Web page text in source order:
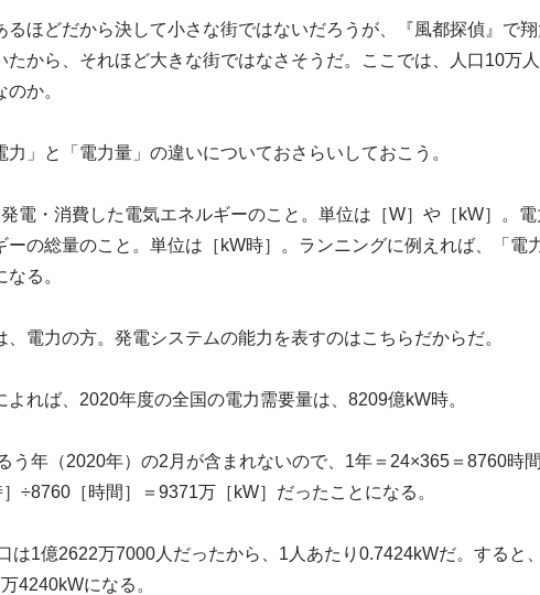
るほどだから決して小さな街ではないだろうが、『風都探偵』で
たから、それほど大きな街ではなさそうだ。ここでは、人口10万
か。
」と「電力量」の違いについておさらいしておこう。
電・消費した電気エネルギーのこと。単位は［W］や［kW］。
ーの総量のこと。単位は［kW時］。ランニングに例えれば、「電
る。
、電力の方。発電システムの能力を表すのはこちらだからだ。
よれば、2020年度の全国の電力需要量は、8209億kW時。
う年（2020年）の2月が含まれないので、1年＝24×365＝8760時
÷8760［時間］＝9371万［kW］だったことになる。
は1億2622万7000人だったから、1人あたり0.7424kWだ。すると
4240kWになる。